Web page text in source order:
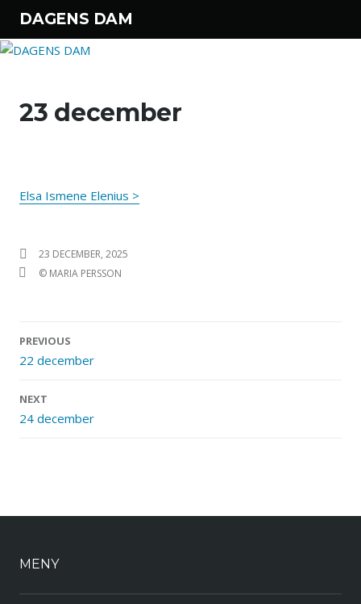
DAGENS DAM
23 december
Elsa Ismene Elenius >
PUBLICERAT DEN
23 DECEMBER, 2025
FÖRFATTARE
© MARIA PERSSON
Inläggsnavigering
PREVIOUS
22 december
NEXT
24 december
MENY